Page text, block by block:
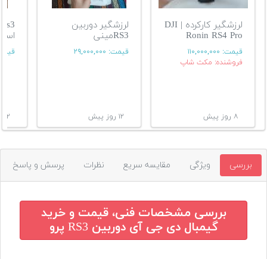
لرزشگیر کارکرده | DJI
Ronin RS4 Pro
قیمت: ۱۱۰,۰۰۰,۰۰۰
فروشنده: مکث شاپ
۸ روز پیش
لرزشگیر دوربین
RS3مینی
قیمت: ۲۹,۰۰۰,۰۰۰
۱۲ روز پیش ۱۲ روز پیش
بررسی ویژگی مقایسه سریع نظرات پرسش و پاسخ
بررسی مشخصات فنی، قیمت و خرید
گیمبال دی جی آی دوربین RS3 پرو